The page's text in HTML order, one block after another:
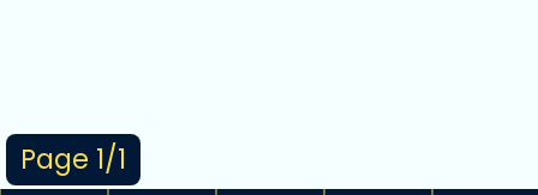
Page 1/1